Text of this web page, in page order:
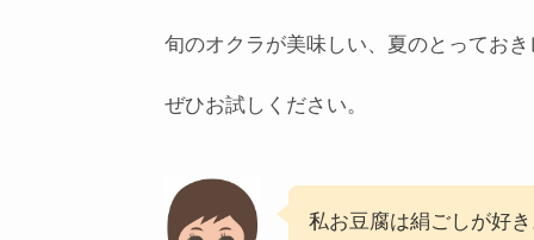
旬のオクラが美味しい、夏のとってお
ぜひお試しください。
私お豆腐は絹ごしが好